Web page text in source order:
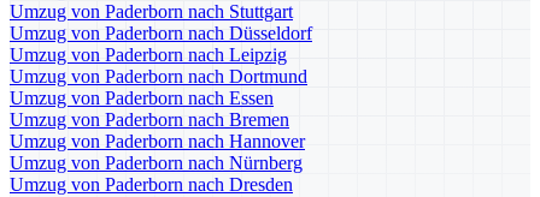
Umzug von Paderborn nach Stuttgart
Umzug von Paderborn nach Düsseldorf
Umzug von Paderborn nach Leipzig
Umzug von Paderborn nach Dortmund
Umzug von Paderborn nach Essen
Umzug von Paderborn nach Bremen
Umzug von Paderborn nach Hannover
Umzug von Paderborn nach Nürnberg
Umzug von Paderborn nach Dresden